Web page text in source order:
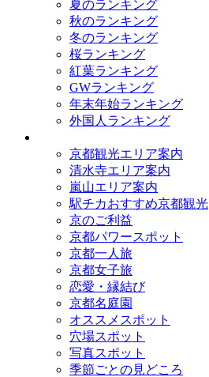
夏のランキング
秋のランキング
冬のランキング
桜ランキング
紅葉ランキング
GWランキング
年末年始ランキング
外国人ランキング
京都観光エリア案内
清水寺エリア案内
嵐山エリア案内
駅チカおすすめ京都観光
京のご利益
京都パワースポット
京都一人旅
京都女子旅
恋愛・縁結び
京都名庭園
オススメスポット
穴場スポット
写真スポット
季節ごとの見どころ